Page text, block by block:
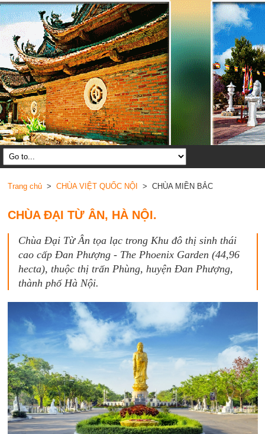
Trang chủ> CHÙA VIỆT QUỐC NỘI > CHÙA MIỀN BẮC
CHÙA ĐẠI TỪ ÂN, HÀ NỘI.
Chùa Đại Từ Ân tọa lạc trong Khu đô thị sinh thái
cao cấp Đan Phượng - The Phoenix Garden (44,96
hecta), thuộc thị trấn Phùng, huyện Đan Phượng,
thành phố Hà Nội.